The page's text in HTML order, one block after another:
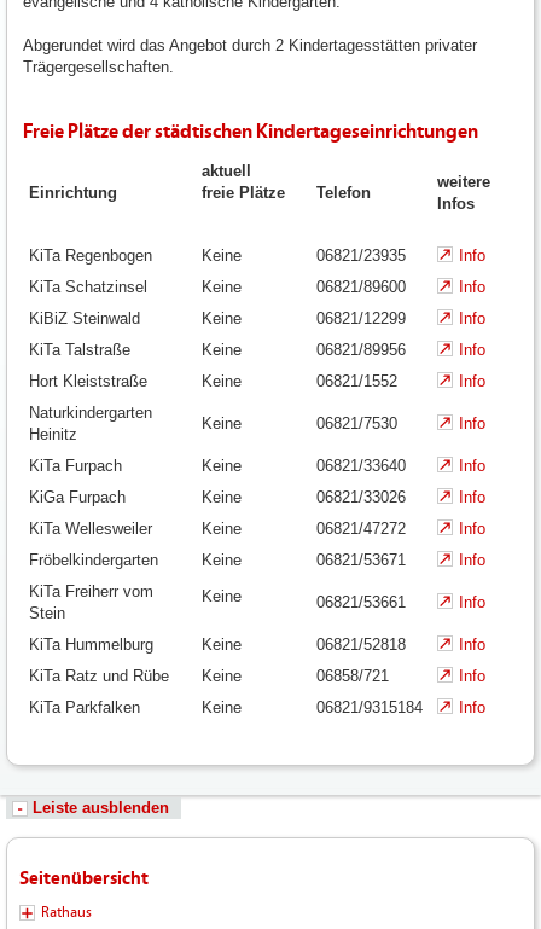
Abgerundet wird das Angebot durch 2 Kindertagesstätten privater
Trägergesellschaften.
Freie Plätze der städtischen Kindertageseinrichtungen
Einrichtung
aktuell
freie Plätze
Telefon
weitere
Infos
KiTa Regenbogen Keine 06821/23935
Info
KiTa Schatzinsel
Keine 06821/89600
Info
KiBiZ Steinwald
Keine 06821/12299
Info
KiTa Talstraße
Keine 06821/89956
Info
Hort Kleiststraße
Keine 06821/1552
Info
Naturkindergarten
Heinitz
Keine 06821/7530 Info
KiTa Furpach Keine 06821/33640
Info
KiGa Furpach
Keine 06821/33026
Info
KiTa Wellesweiler
Keine 06821/47272
Info
Fröbelkindergarten
Keine 06821/53671
Info
KiTa Freiherr vom
Stein
Keine 06821/53661 Info
KiTa Hummelburg Keine 06821/52818
Info
KiTa Ratz und Rübe
Keine 06858/721
Info
KiTa Parkfalken
Keine 06821/9315184 Info
Leiste ausblenden
Seitenübersicht
Rathaus